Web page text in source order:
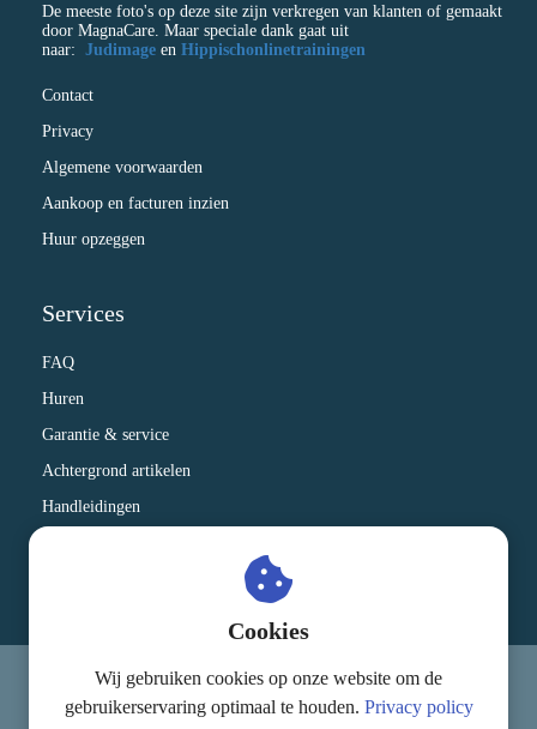
De meeste foto's op deze site zijn verkregen van klanten of gemaakt
door MagnaCare. Maar speciale dank gaat uit
naar: Judimage en Hippischonlinetrainingen
Contact
Privacy
Algemene voorwaarden
Aankoop en facturen inzien
Huur opzeggen
Services
FAQ
Huren
Garantie & service
Achtergrond artikelen
Handleidingen
© MagnaCare
Cookies
Wij gebruiken cookies op onze website om de
gebruikerservaring optimaal te houden. Privacy policy